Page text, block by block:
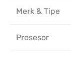
Merk & Tipe
Prosesor